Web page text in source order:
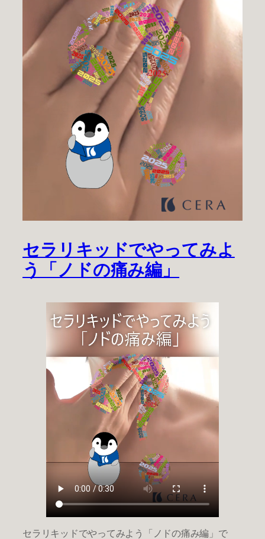
セラリキッドでやってみよ
う「ノドの痛み編」
セラリキッドでやってみよう「ノドの痛み編」で